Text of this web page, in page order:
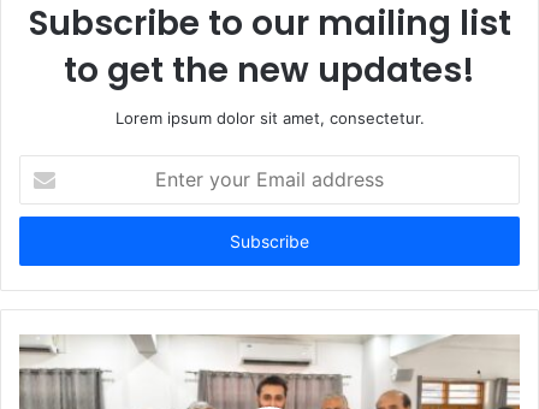
Subscribe to our mailing list
to get the new updates!
Lorem ipsum dolor sit amet, consectetur.
your
Email